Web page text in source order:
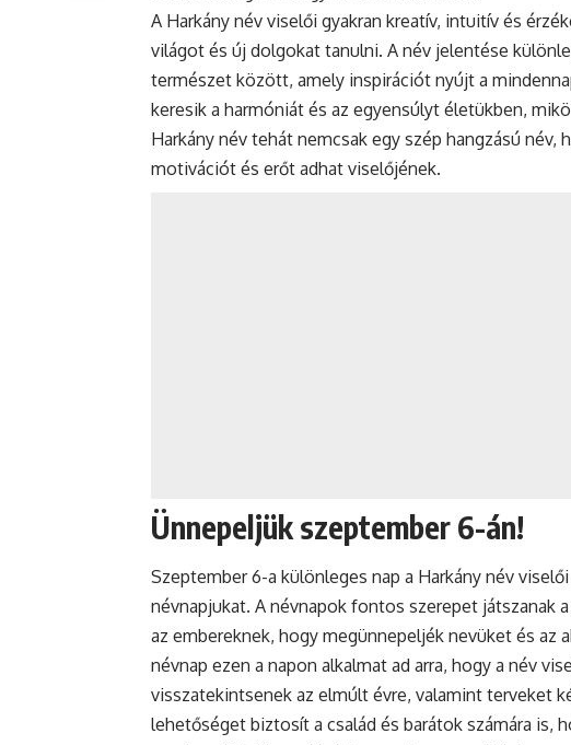
A Harkány név viselői gyakran kreatív, intuitív és
világot és új dolgokat tanulni. A név jelentése
természet között, amely inspirációt nyújt a
keresik a harmóniát és az egyensúlyt életükben,
Harkány név tehát nemcsak egy szép hangzású
motivációt és erőt adhat viselőjének.
Ünnepeljük szeptember 6-án!
Szeptember 6-a különleges nap a Harkány név
névnapjukat. A névnapok fontos szerepet játszanak
az embereknek, hogy megünnepeljék nevüket és az
névnap ezen a napon alkalmat ad arra, hogy a név
visszatekintsenek az elmúlt évre, valamint terveket
lehetőséget biztosít a család és barátok számára is,